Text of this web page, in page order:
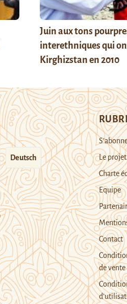
Juin aux tons
interethniques qui
Kirghizstan en 2010
Deutsch
Le
Charte
Equipe
Contact
de vente